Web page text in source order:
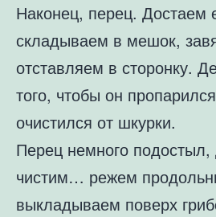
Наконец, перец. Достаем
складываем в мешок,
отставляем в сторонку.
того, чтобы он
очистился от шкурки.
Перец немного подостыл,
чистим… режем
выкладываем поверх